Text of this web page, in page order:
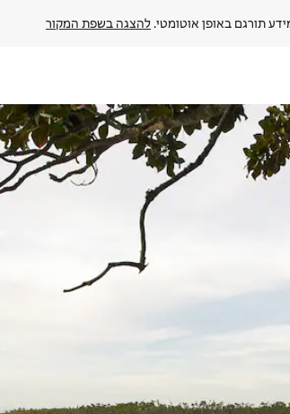
תורגם באופן אוטומטי. להצגה בשפת המקור
תנועות מגע או החלקה.